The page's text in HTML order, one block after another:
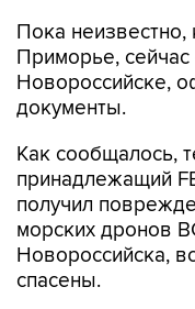
Новороссийске,
документы.
Как сообщалось,
получил
морских дронов
Новороссийска,
спасены.
"Это был самый